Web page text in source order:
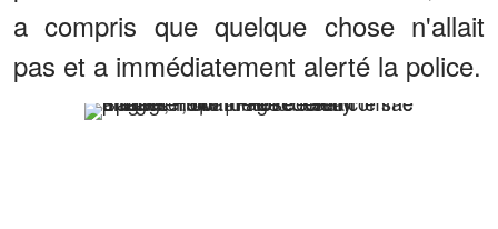
a compris que quelque chose n'allait
pas et a immédiatement alerté la police.